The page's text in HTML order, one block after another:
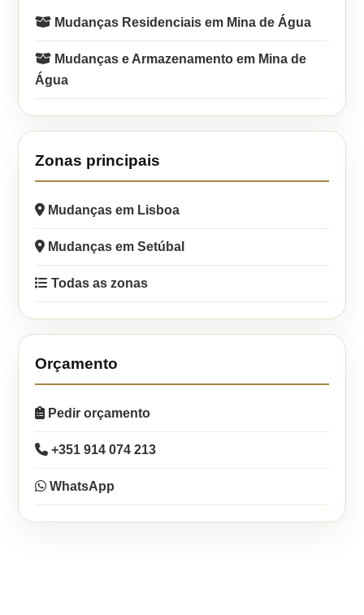
Mudanças Residenciais em Mina de Água
Mudanças e Armazenamento em Mina de
Água
Zonas principais
Mudanças em Lisboa
Mudanças em Setúbal
Todas as zonas
Orçamento
Pedir orçamento
+351 914 074 213
WhatsApp